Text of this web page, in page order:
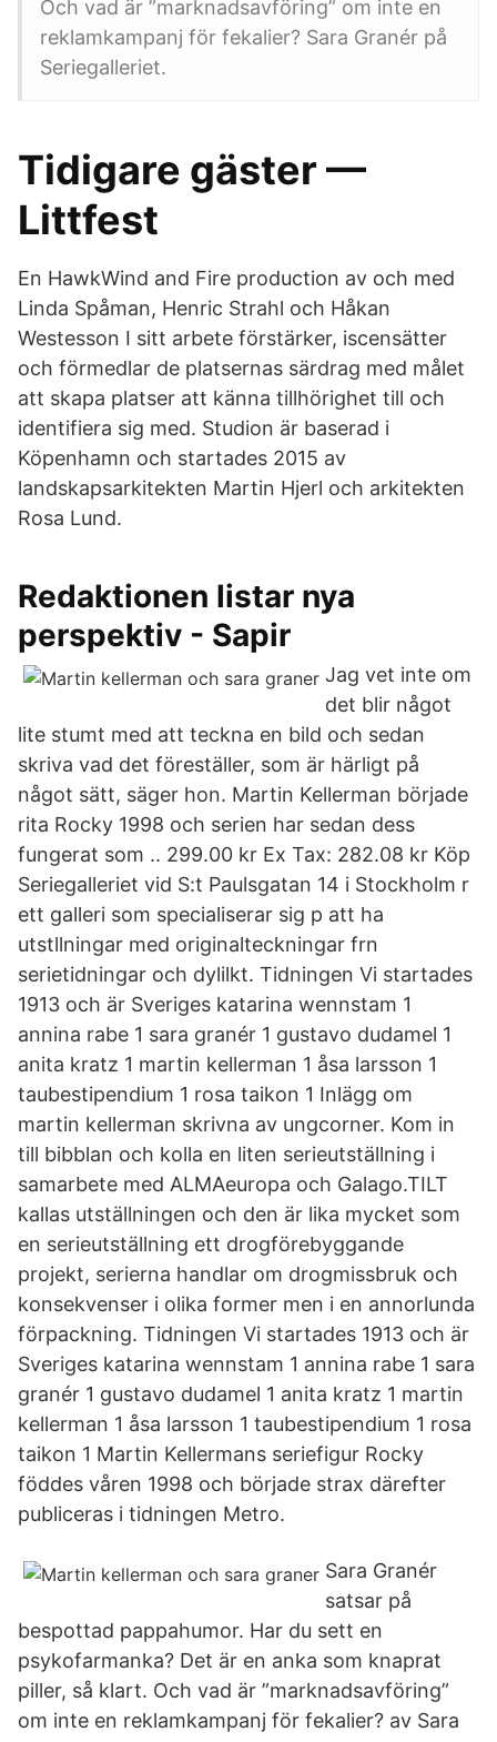
Och vad är ”marknadsavföring” om inte en
reklamkampanj för fekalier? Sara Granér på
Seriegalleriet.
Tidigare gäster —
Littfest
En HawkWind and Fire production av och med
Linda Spåman, Henric Strahl och Håkan
Westesson I sitt arbete förstärker, iscensätter
och förmedlar de platsernas särdrag med målet
att skapa platser att känna tillhörighet till och
identifiera sig med. Studion är baserad i
Köpenhamn och startades 2015 av
landskapsarkitekten Martin Hjerl och arkitekten
Rosa Lund.
Redaktionen listar nya
perspektiv - Sapir
Jag vet inte om
det blir något
lite stumt med att teckna en bild och sedan
skriva vad det föreställer, som är härligt på
något sätt, säger hon. Martin Kellerman började
rita Rocky 1998 och serien har sedan dess
fungerat som .. 299.00 kr Ex Tax: 282.08 kr Köp
Seriegalleriet vid S:t Paulsgatan 14 i Stockholm r
ett galleri som specialiserar sig p att ha
utstllningar med originalteckningar frn
serietidningar och dylilkt. Tidningen Vi startades
1913 och är Sveriges katarina wennstam 1
annina rabe 1 sara granér 1 gustavo dudamel 1
anita kratz 1 martin kellerman 1 åsa larsson 1
taubestipendium 1 rosa taikon 1 Inlägg om
martin kellerman skrivna av ungcorner. Kom in
till bibblan och kolla en liten serieutställning i
samarbete med ALMAeuropa och Galago.TILT
kallas utställningen och den är lika mycket som
en serieutställning ett drogförebyggande
projekt, serierna handlar om drogmissbruk och
konsekvenser i olika former men i en annorlunda
förpackning. Tidningen Vi startades 1913 och är
Sveriges katarina wennstam 1 annina rabe 1 sara
granér 1 gustavo dudamel 1 anita kratz 1 martin
kellerman 1 åsa larsson 1 taubestipendium 1 rosa
taikon 1 Martin Kellermans seriefigur Rocky
föddes våren 1998 och började strax därefter
publiceras i tidningen Metro.
Sara Granér
satsar på
bespottad pappahumor. Har du sett en
psykofarmanka? Det är en anka som knaprat
piller, så klart. Och vad är ”marknadsavföring”
om inte en reklamkampanj för fekalier? av Sara